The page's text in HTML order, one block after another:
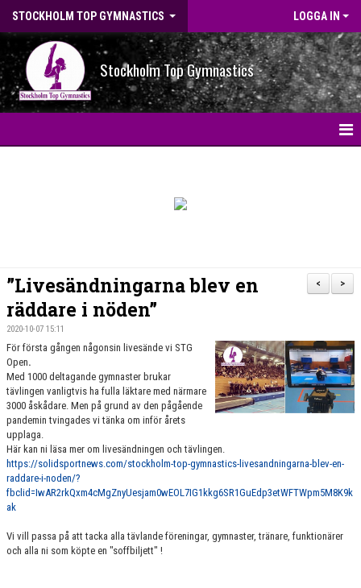
STOCKHOLM TOP GYMNASTICS LOGGA IN
Stockholm Top Gymnastics
OM FÖRENINGEN
VÄRDEGRUND
FÖRENINGSPRODUKTER
KONTAKT
MÄRKESTAGNING
>
<
”Livesändningarna blev en
räddare i nöden”
2020-10-07 15:11
För första gången någonsin livesände vi STG
Open.
Med 1000 deltagande gymnaster brukar
tävlingen vanligtvis ha fulla läktare med närmare
3000 åskådare. Men på grund av den pågående
pandemin tvingades vi tänka om inför årets
upplaga.
Här kan ni läsa mer om livesändningen och tävlingen.
https://solidsportnews.com/stockholm-top-gymnastics-livesandningarna-blev-en-
raddare-i-noden/?
fbclid=IwAR2rkQxm4cMgZnyUesjam0wEOL7IG1kkg6SR1GuEdp3etWFTWpm5M8K9k
ak
Vi vill passa på att tacka alla tävlande föreningar, gymnaster, tränare, funktionärer
och alla ni som köpte en "soffbiljett" !